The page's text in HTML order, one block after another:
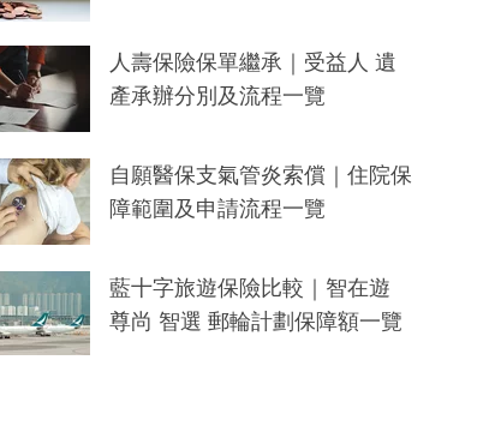
人壽保險保單繼承｜受益人 遺
產承辦分別及流程一覽
自願醫保支氣管炎索償｜住院保
障範圍及申請流程一覽
藍十字旅遊保險比較｜智在遊
尊尚 智選 郵輪計劃保障額一覽